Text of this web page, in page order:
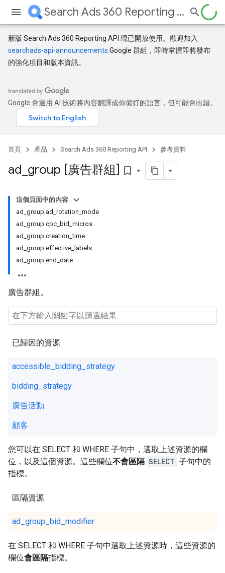
Search Ads 360 Reporting API
新版 Search Ads 360 Reporting API 現已開放使用。歡迎加入
searchads-api-announcements Google 群組，即時掌握即將發布
的強化項目和版本資訊。
Google 會運用 AI 技術將內容翻譯成你偏好的語言，但可能會出錯。
首頁 產品 Search Ads 360 Reporting API 參考資料
ad group [廣告群組] bookmark_border
這個頁面中的內容
ad_group.ad_rotation_mode
ad_group.cpc_bid_micros
ad_group.creation_time
ad_group.effective_labels
ad_group.end_date
廣告群組。
已歸因的資源
accessible_bidding_strategy
bidding_strategy
廣告活動
顧客
您可以在 SELECT 和 WHERE 子句中，選取上述資源的欄
位，以及這個資源。這些欄位不會區隔 SELECT 子句中的
指標。
區隔資源
ad_group_bid_modifier
在 SELECT 和 WHERE 子句中選取上述資源時，這些資源的
欄位會區隔指標。